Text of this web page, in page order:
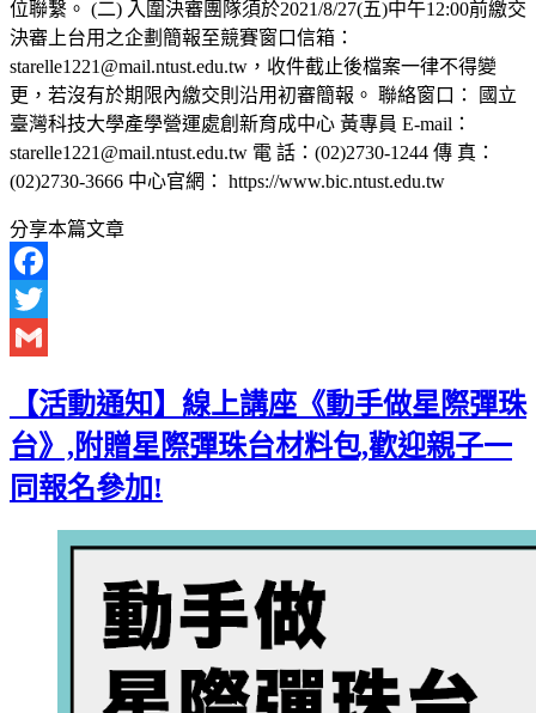
位聯繫。 (二) 入圍決審團隊須於2021/8/27(五)中午12:00前繳交
決審上台用之企劃簡報至競賽窗口信箱：
starelle1221@mail.ntust.edu.tw，收件截止後檔案一律不得變
更，若沒有於期限內繳交則沿用初審簡報。 聯絡窗口： 國立
臺灣科技大學產學營運處創新育成中心 黃專員 E-mail：
starelle1221@mail.ntust.edu.tw 電 話：(02)2730-1244 傳 真：
(02)2730-3666 中心官網： https://www.bic.ntust.edu.tw
分享本篇文章
Facebook
Twitter
【活動通知】線上講座《動手做星際彈珠
台》,附贈星際彈珠台材料包,歡迎親子一
同報名參加!